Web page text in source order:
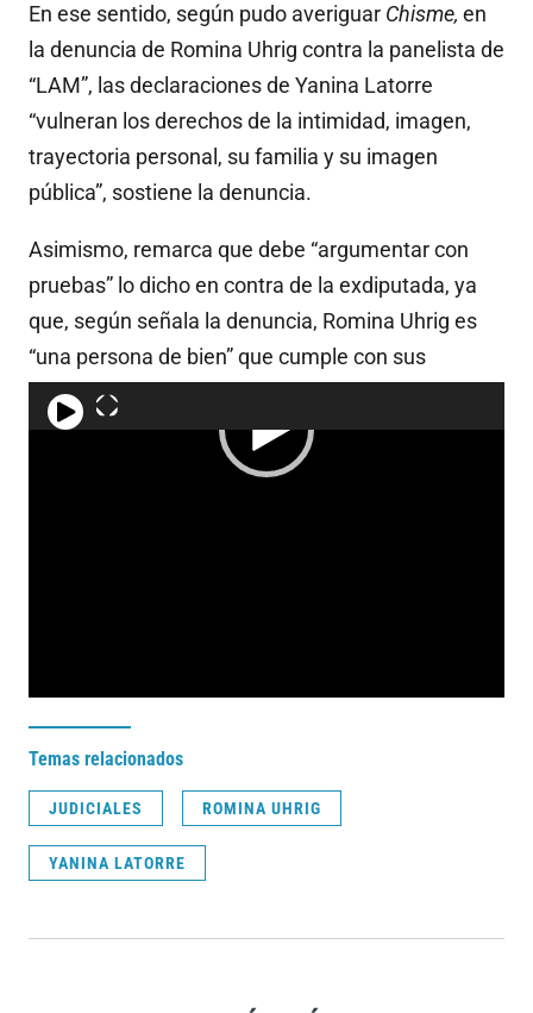
En ese sentido, según pudo averiguar Chisme, en
la denuncia de Romina Uhrig contra la panelista de
“LAM”, las declaraciones de Yanina Latorre
“vulneran los derechos de la intimidad, imagen,
trayectoria personal, su familia y su imagen
pública”, sostiene la denuncia.
Asimismo, remarca que debe “argumentar con
pruebas” lo dicho en contra de la exdiputada, ya
que, según señala la denuncia, Romina Uhrig es
“una persona de bien” que cumple con sus
funciones laborales”.
Temas relacionados
JUDICIALES ROMINA UHRIG
YANINA LATORRE